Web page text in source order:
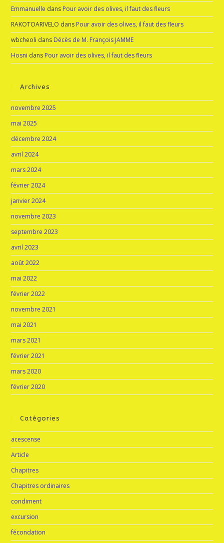
Emmanuelle dans Pour avoir des olives, il faut des fleurs
RAKOTOARIVELO dans Pour avoir des olives, il faut des fleurs
wbcheoli dans Décès de M. François JAMME
Hosni dans Pour avoir des olives, il faut des fleurs
Archives
novembre 2025
mai 2025
décembre 2024
avril 2024
mars 2024
février 2024
janvier 2024
novembre 2023
septembre 2023
avril 2023
août 2022
mai 2022
février 2022
novembre 2021
mai 2021
mars 2021
février 2021
mars 2020
février 2020
Catégories
acescense
Article
Chapitres
Chapitres ordinaires
condiment
excursion
fécondation